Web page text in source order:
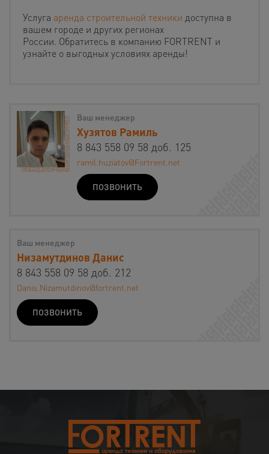
Услуга аренда строительной техники доступна в
вашем городе и других регионах
России. Обратитесь в компанию FORTRENT и
узнайте о выгодных условиях аренды!
Ваш менеджер
Хузятов Рамиль
8 843 558 09 58 доб. 125
ramil.huziatov@Fortrent.net
ПОЗВОНИТЬ
Ваш менеджер
Низамутдинов Данис
8 843 558 09 58 доб. 212
Danis.Nizamutdinov@fortrent.net
ПОЗВОНИТЬ